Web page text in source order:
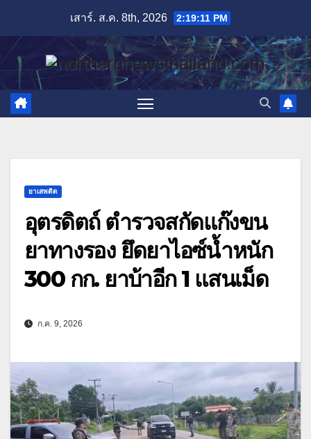
content
เสาร์. ส.ค. 8th, 2026 2:19:13 PM
ยาเสพติด
อุตรดิตถ์ ตำรวจสกัดแก๊งขน
ยาทางรอง ยึดยาไอซ์น้ำหนัก
300 กก. ยาบ้าอีก 1 แสนเม็ด
ก.ค. 9, 2026